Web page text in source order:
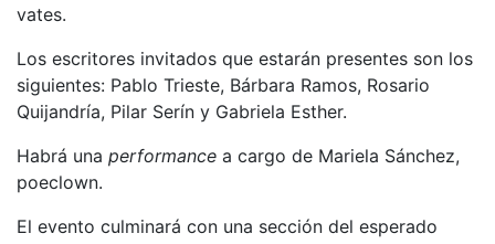
vates.
Los escritores invitados que estarán presentes son los
siguientes: Pablo Trieste, Bárbara Ramos, Rosario
Quijandría, Pilar Serín y Gabriela Esther.
Habrá una performance a cargo de Mariela Sánchez,
poeclown.
El evento culminará con una sección del esperado